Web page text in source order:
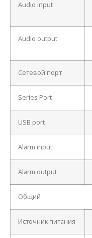
Audio input
Audio output
Сетевой порт
Series Port
USB port
Alarm input
Alarm output
Общий
Источник питания